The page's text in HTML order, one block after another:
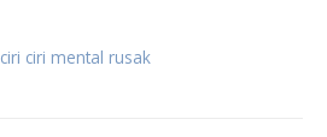
ciri ciri mental rusak